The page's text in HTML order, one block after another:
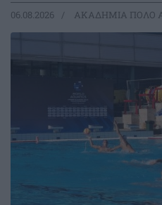
06.08.2026 ΑΚΑΔΗΜΙΑ ΠΟΛΟ